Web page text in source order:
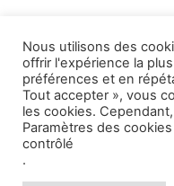
Mentions
Tous droits réservés
Nous utilisons des
offrir l'expérience la
préférences et en
Tout accepter », vous
les cookies.
Paramètres des
contrôlé
.